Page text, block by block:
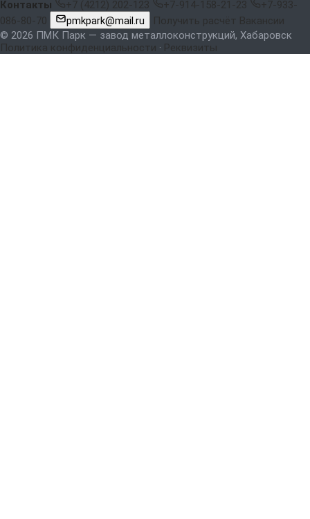
Контакты +7 (4212) 202-123 +7-914-158-21-23
+7-933-
086-80-70
pmkpark@mail.ru Получить расчёт Вакансии
© 2026 ПМК Парк — завод металлоконструкций, Хабаровск
Политика конфиденциальности · Реквизиты